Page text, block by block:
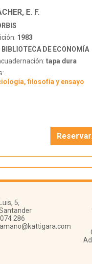
E. F.
1983
BIBLIOTECA DE ECONOMÍA
tapa dura
filosofía y ensayo
5,
286